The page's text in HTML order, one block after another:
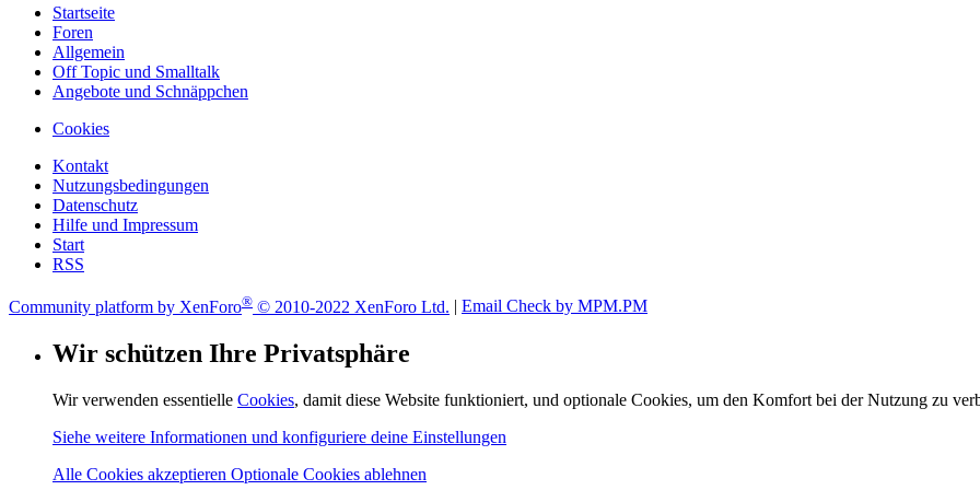
Startseite
Foren
Allgemein
Off Topic und Smalltalk
Angebote und Schnäppchen
Cookies
Kontakt
Nutzungsbedingungen
Datenschutz
Hilfe und Impressum
Start
RSS
Community platform by XenForo® © 2010-2022 XenForo Ltd. Email Check by MPM.PM
Wir schützen Ihre Privatsphäre
Wir verwenden essentielle Cookies, damit diese Website funktioniert, und optionale Cookies, um den Komfort bei der Nutzung zu
Siehe weitere Informationen und konfiguriere deine Einstellungen
Alle Cookies akzeptieren Optionale Cookies ablehnen